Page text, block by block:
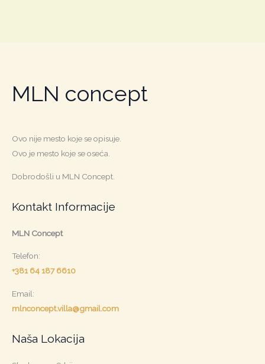
MLN concept
Ovo nije mesto koje se opisuje.
Ovo je mesto koje se oseća.
Dobrodošli u MLN Concept.
Kontakt Informacije
MLN Concept
Telefon:
+381 64 187 6610
Email:
mlnconcept.villa@gmail.com
Naša Lokacija